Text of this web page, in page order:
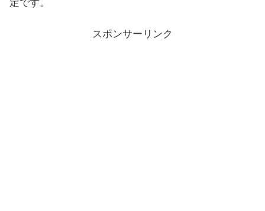
定です。
スポンサーリンク